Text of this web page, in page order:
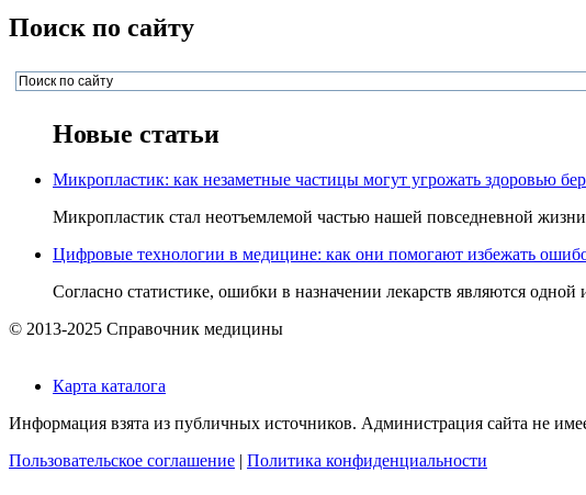
Поиск по сайту
Новые статьи
Микропластик: как незаметные частицы могут угрожать здоровью
Микропластик стал неотъемлемой частью нашей повседневной
Цифровые технологии в медицине: как они помогают избежать
Согласно статистике, ошибки в назначении лекарств являются
© 2013-2025 Справочник медицины
Карта каталога
Информация взята из публичных источников. Администрация сайта не
Пользовательское соглашение
Политика конфиденциальности